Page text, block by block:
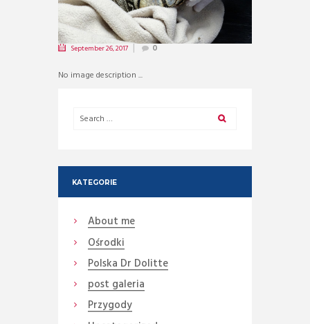
September 26, 2017 0
No image description ...
KATEGORIE
About me
Ośrodki
Polska Dr Dolitte
post galeria
Przygody